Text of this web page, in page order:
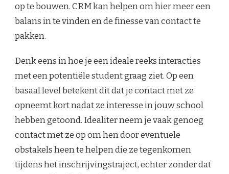
op te bouwen. CRM kan helpen om hier meer een
balans in te vinden en de finesse van contact te
pakken.
Denk eens in hoe je een ideale reeks interacties
met een potentiële student graag ziet. Op een
basaal level betekent dit dat je contact met ze
opneemt kort nadat ze interesse in jouw school
hebben getoond. Idealiter neem je vaak genoeg
contact met ze op om hen door eventuele
obstakels heen te helpen die ze tegenkomen
tijdens het inschrijvingstraject, echter zonder dat